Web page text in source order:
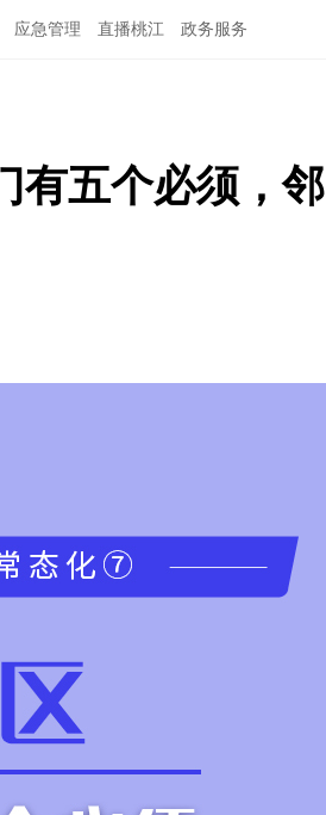
应急管理 直播桃江 政务服务
有五个必须，邻